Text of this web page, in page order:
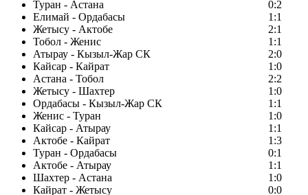
Туран - Астана
0:2
Елимай - Ордабасы
1:1
Жетысу - Актобе
2:1
Тобол - Женис
1:1
Атырау - Кызыл-Жар СК
2:0
Кайсар - Кайрат
1:0
Астана - Тобол
2:2
Жетысу - Шахтер
1:0
Ордабасы - Кызыл-Жар СК
1:1
Женис - Туран
1:0
Кайсар - Атырау
1:1
Актобе - Кайрат
1:3
Туран - Ордабасы
0:1
Актобе - Атырау
1:1
Шахтер - Астана
1:0
Кайрат - Жетысу
0:0